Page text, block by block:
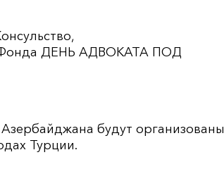
Фонда ДЕНЬ АДВОКАТА ПОД
будут организованы
Турции.